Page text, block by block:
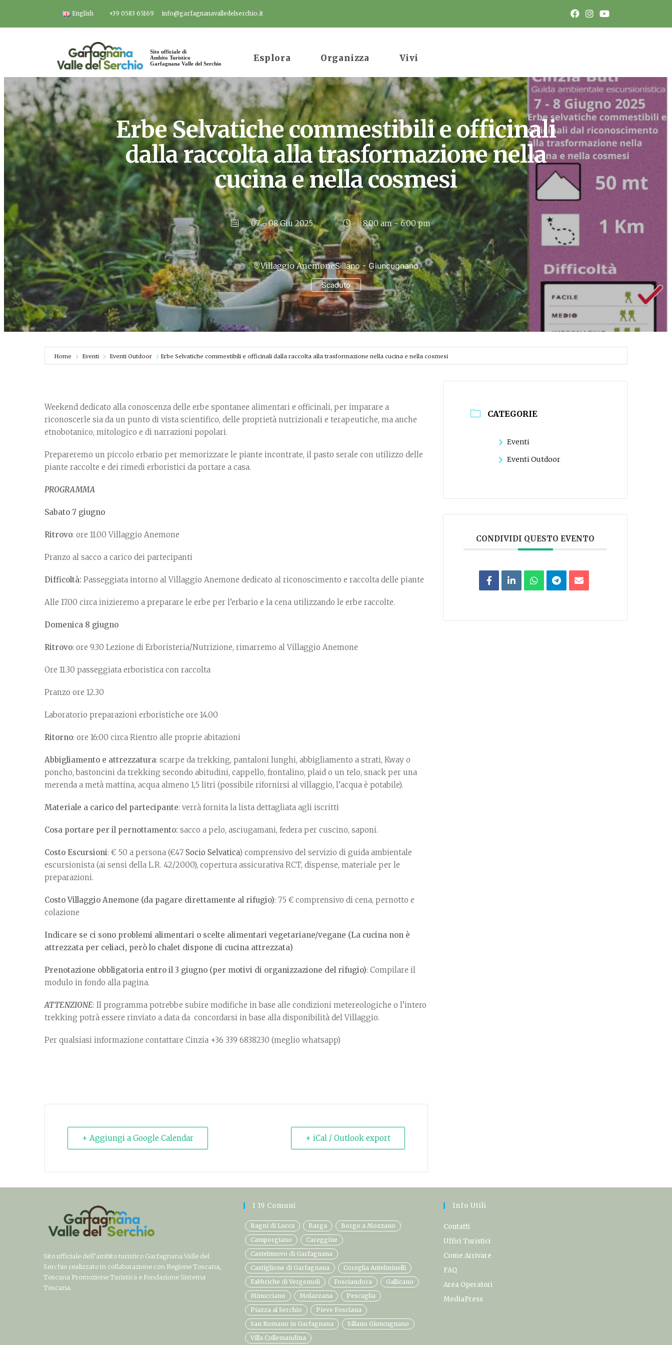
contenuto
English +39 0583 65169 info@garfagnanavalledelserchio.it
Sito ufficiale di
Ambito Turistico
Garfagnana Valle del Serchio
Esplora Organizza Vivi
Erbe Selvatiche commestibili e officinali
dalla raccolta alla trasformazione nella
cucina e nella cosmesi
07 - 08 Giu 2025
Scaduto
8:00 am - 6:00 pm
Villaggio AnemoneSillano - Giuncugnano
Home Eventi Eventi Outdoor Erbe Selvatiche commestibili e officinali dalla raccolta alla trasformazione nella cucina e nella cosmesi
Weekend dedicato alla conoscenza delle erbe spontanee alimentari e officinali, per imparare a
riconoscerle sia da un punto di vista scientifico, delle proprietà nutrizionali e terapeutiche, ma anche
etnobotanico, mitologico e di narrazioni popolari.
Prepareremo un piccolo erbario per memorizzare le piante incontrate, il pasto serale con utilizzo delle
piante raccolte e dei rimedi erboristici da portare a casa.
PROGRAMMA
Sabato 7 giugno
Ritrovo: ore 11.00 Villaggio Anemone
Pranzo al sacco a carico dei partecipanti
Difficoltà: Passeggiata intorno al Villaggio Anemone dedicato al riconoscimento e raccolta delle piante
Alle 17.00 circa inizieremo a preparare le erbe per l’erbario e la cena utilizzando le erbe raccolte.
Domenica 8 giugno
Ritrovo: ore 9.30 Lezione di Erboristeria/Nutrizione, rimarremo al Villaggio Anemone
Ore 11.30 passeggiata erboristica con raccolta
Pranzo ore 12.30
Laboratorio preparazioni erboristiche ore 14.00
Ritorno: ore 16:00 circa Rientro alle proprie abitazioni
Abbigliamento e attrezzatura: scarpe da trekking, pantaloni lunghi, abbigliamento a strati, Kway o
poncho, bastoncini da trekking secondo abitudini, cappello, frontalino, plaid o un telo, snack per una
merenda a metà mattina, acqua almeno 1,5 litri (possibile rifornirsi al villaggio, l’acqua è potabile).
Materiale a carico del partecipante: verrà fornita la lista dettagliata agli iscritti
Cosa portare per il pernottamento: sacco a pelo, asciugamani, federa per cuscino, saponi.
Costo Escursioni: € 50 a persona (€47 Socio Selvatica) comprensivo del servizio di guida ambientale
escursionista (ai sensi della L.R. 42/2000), copertura assicurativa RCT, dispense, materiale per le
preparazioni.
Costo Villaggio Anemone (da pagare direttamente al rifugio): 75 € comprensivo di cena, pernotto e
colazione
Indicare se ci sono problemi alimentari o scelte alimentari vegetariane/vegane (La cucina non è
attrezzata per celiaci, però lo chalet dispone di cucina attrezzata)
Prenotazione obbligatoria entro il 3 giugno (per motivi di organizzazione del rifugio): Compilare il
modulo in fondo alla pagina.
ATTENZIONE: Il programma potrebbe subire modifiche in base alle condizioni metereologiche o l’intero
trekking potrà essere rinviato a data da concordarsi in base alla disponibilità del Villaggio.
Per qualsiasi informazione contattare Cinzia +36 339 6838230 (meglio whatsapp)
+ Aggiungi a Google Calendar + iCal / Outlook export
CATEGORIE
Eventi
Eventi Outdoor
CONDIVIDI QUESTO EVENTO
Sito ufficiale dell’ambito turistico Garfagnana Valle del
Serchio realizzato in collaborazione con Regione Toscana,
Toscana Promozione Turistica e Fondazione Sistema
Toscana.
I 19 Comuni
Bagni di Lucca Barga
Borgo a Mozzano
Camporgiano
Careggine
Castelnuovo di Garfagnana
Castiglione di Garfagnana
Coreglia Antelminelli
Fabbriche di Vergemoli
Fosciandora
Gallicano
Minucciano
Molazzana
Pescaglia
Piazza al Serchio
Pieve Fosciana
San Romano in Garfagnana
Sillano Giuncugnano
Villa Collemandina
Info Utili
Contatti
Uffici Turistici
Come Arrivare
FAQ
Area Operatori
MediaPress